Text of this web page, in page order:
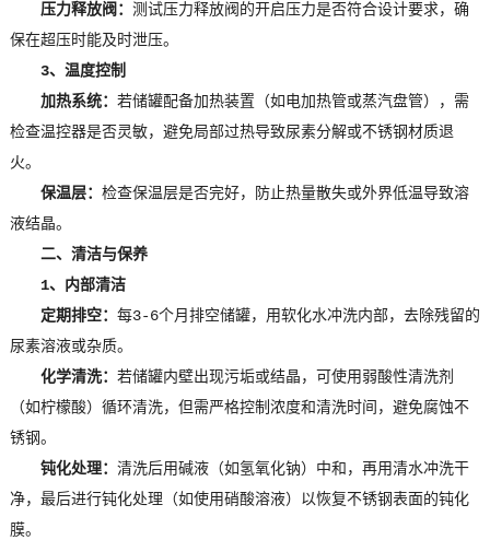
压力释放阀： 测试压力释放阀的开启压力是否符合设计要求，确
保在超压时能及时泄压。
3、温度控制
加热系统： 若储罐配备加热装置（如电加热管或蒸汽盘管），需
检查温控器是否灵敏，避免局部过热导致尿素分解或不锈钢材质退
火。
保温层： 检查保温层是否完好，防止热量散失或外界低温导致溶
液结晶。
二、清洁与保养
1、内部清洁
定期排空： 每3-6个月排空储罐，用软化水冲洗内部，去除残留的
尿素溶液或杂质。
化学清洗： 若储罐内壁出现污垢或结晶，可使用弱酸性清洗剂
（如柠檬酸）循环清洗，但需严格控制浓度和清洗时间，避免腐蚀不
锈钢。
钝化处理： 清洗后用碱液（如氢氧化钠）中和，再用清水冲洗干
净，最后进行钝化处理（如使用硝酸溶液）以恢复不锈钢表面的钝化
膜。